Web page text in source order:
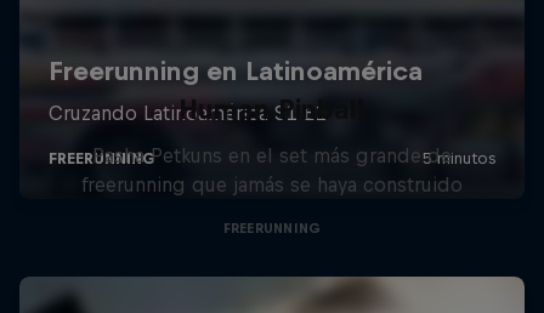
Human Pinball
Pasha Petkuns en el set más grande de
freerunning que jamás se haya construido
FREERUNNING